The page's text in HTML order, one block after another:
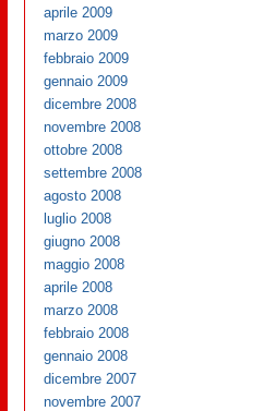
aprile 2009
marzo 2009
febbraio 2009
gennaio 2009
dicembre 2008
novembre 2008
ottobre 2008
settembre 2008
agosto 2008
luglio 2008
giugno 2008
maggio 2008
aprile 2008
marzo 2008
febbraio 2008
gennaio 2008
dicembre 2007
novembre 2007